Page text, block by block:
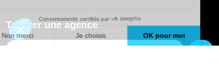
Trouver une agence